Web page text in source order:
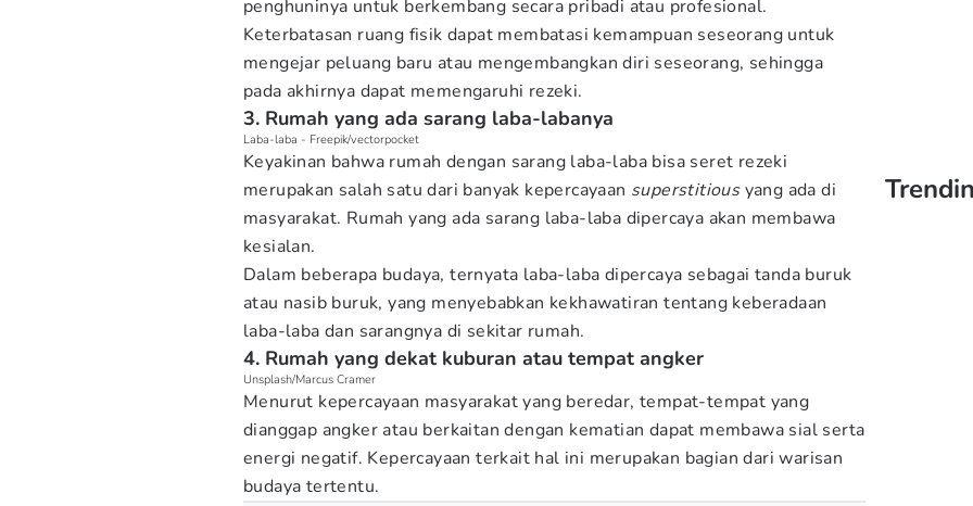
penghuninya untuk berkembang secara pribadi atau profesional.
Keterbatasan ruang fisik dapat membatasi kemampuan seseorang untuk
mengejar peluang baru atau mengembangkan diri seseorang, sehingga
pada akhirnya dapat memengaruhi rezeki.
3. Rumah yang ada sarang laba-labanya
Laba-laba - Freepik/vectorpocket
Keyakinan bahwa rumah dengan sarang laba-laba bisa seret rezeki
merupakan salah satu dari banyak kepercayaan superstitiousyang ada di
masyarakat. Rumah yang ada sarang laba-laba dipercaya akan membawa
kesialan.
Dalam beberapa budaya, ternyata laba-laba dipercaya sebagai tanda buruk
atau nasib buruk, yang menyebabkan kekhawatiran tentang keberadaan
laba-laba dan sarangnya di sekitar rumah.
4. Rumah yang dekat kuburan atau tempat angker
Unsplash/Marcus Cramer
Menurut kepercayaan masyarakat yang beredar, tempat-tempat yang
dianggap angker atau berkaitan dengan kematian dapat membawa sial serta
energi negatif. Kepercayaan terkait hal ini merupakan bagian dari warisan
budaya tertentu.